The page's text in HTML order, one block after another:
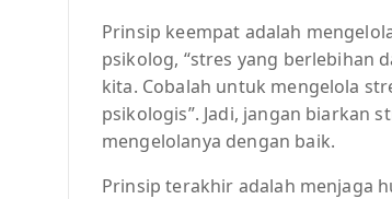
Prinsip keempat adalah
psikolog, “stres yang berlebihan
kita. Cobalah untuk mengelola
psikologis”. Jadi, jangan biarkan
mengelolanya dengan baik.
Prinsip terakhir adalah menjaga